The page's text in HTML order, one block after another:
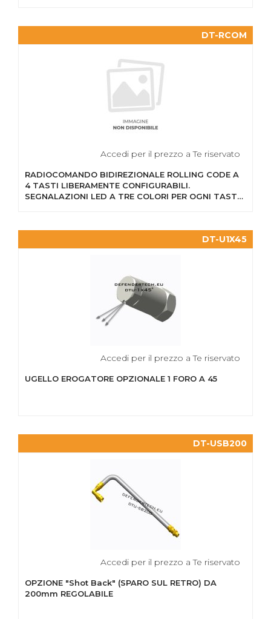
DT-RCOM
Accedi per il prezzo a Te riservato
RADIOCOMANDO BIDIREZIONALE ROLLING CODE A
4 TASTI LIBERAMENTE CONFIGURABILI.
SEGNALAZIONI LED A TRE COLORI PER OGNI TASTO.
DT-U1X45
Accedi per il prezzo a Te riservato
UGELLO EROGATORE OPZIONALE 1 FORO A 45
DT-USB200
Accedi per il prezzo a Te riservato
OPZIONE "Shot Back" (SPARO SUL RETRO) DA
200mm REGOLABILE